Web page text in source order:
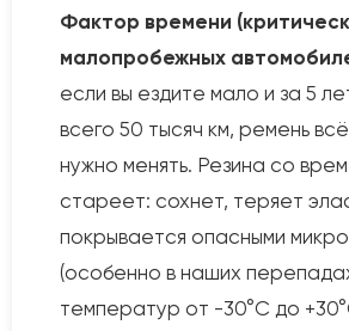
Фактор времени
малопробежных
если вы ездите мало и за 5
всего 50 тысяч км, ремень
нужно менять. Резина со
стареет: сохнет, теряет
покрывается опасными
(особенно в наших
температур от -30°C до